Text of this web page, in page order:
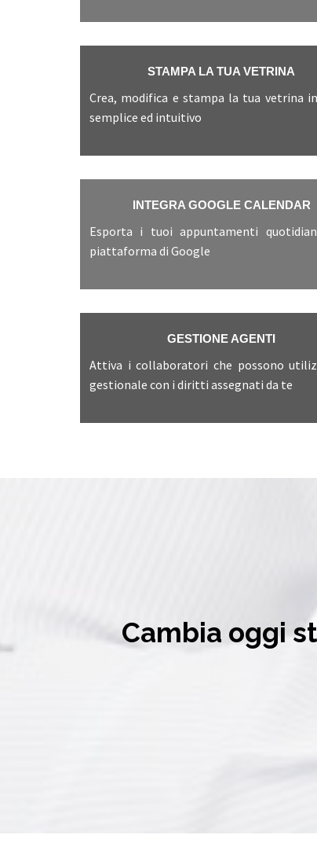
STAMPA LA TUA VETRINA
Crea, modifica e stampa la tua vetrina
semplice ed intuitivo
INTEGRA GOOGLE CALENDAR
Esporta i tuoi appuntamenti
piattaforma di Google
GESTIONE AGENTI
Attiva i collaboratori che possono
gestionale con i diritti assegnati da te
Cambia oggi